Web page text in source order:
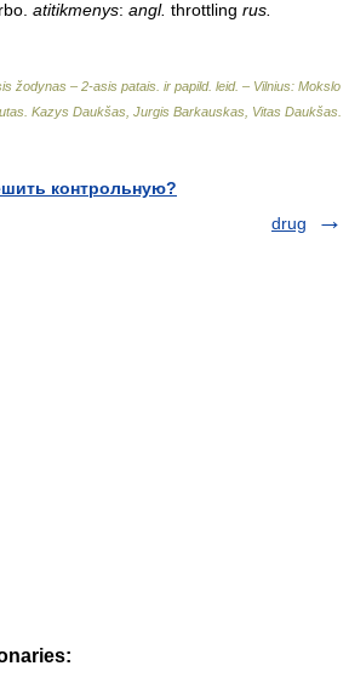
atitikmenys: angl. throttling rus.
žodynas – 2-asis patais. ir papild. leid. – Vilnius: Mokslo
Kazys Daukšas, Jurgis Barkauskas, Vitas Daukšas
контрольную?
drug